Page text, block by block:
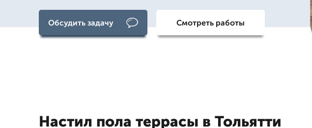
Обсудить задачу Смотреть работы
Настил пола террасы в Тольятти